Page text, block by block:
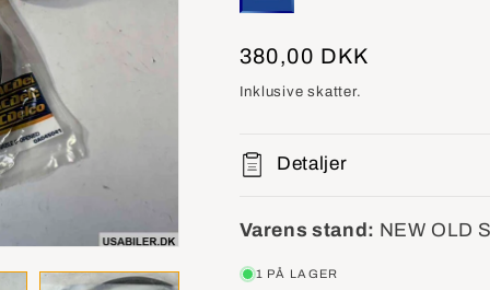
Normalpris
380,00 DKK
Inklusive skatter.
Detaljer
Varens stand: NEW OLD
1 PÅ LAGER